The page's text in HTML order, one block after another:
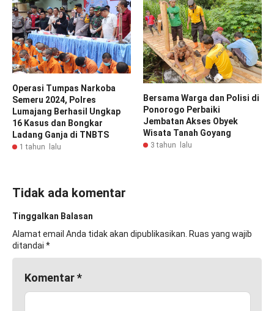
Operasi Tumpas Narkoba
Semeru 2024, Polres
Lumajang Berhasil Ungkap
16 Kasus dan Bongkar
Ladang Ganja di TNBTS
1 tahun lalu
Bersama Warga dan Polisi di
Ponorogo Perbaiki
Jembatan Akses Obyek
Wisata Tanah Goyang
3 tahun lalu
Tidak ada komentar
Tinggalkan Balasan
Alamat email Anda tidak akan dipublikasikan. Ruas yang wajib
ditandai *
Komentar*